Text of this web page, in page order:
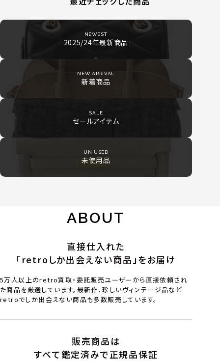
NEWEST
2025/24年最新商品
NEW ARRIVAL
新着商品
SALE
セールアイテム
UN USED
未使用品
ABOUT
直接仕入れた
「retroしか出会えない商品」をお届け
5万人以上のretro買取・委託販売ユーザーから直接依頼され
た商品を厳選しています。最新作、珍しいヴィンテージ品など
retroでしか出会えない商品も多数販売しています。
販売商品は
すべて鑑定済みで正規品保証